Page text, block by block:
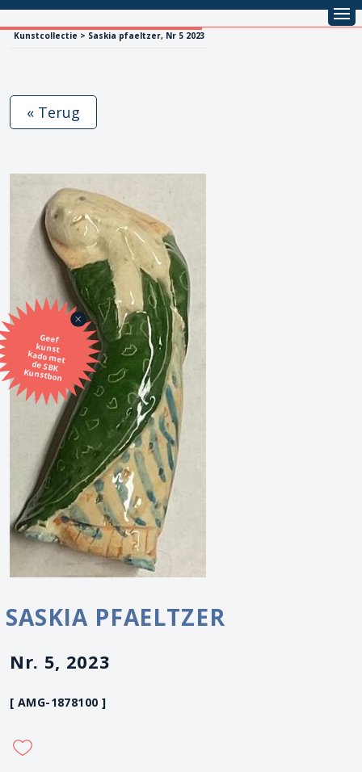
Kunstcollectie > Saskia pfaeltzer, Nr 5 2023
Geef
kunst
kado met
de SBK
Kunstbon
« Terug
SASKIA PFAELTZER
Nr. 5, 2023
[ AMG-1878100 ]